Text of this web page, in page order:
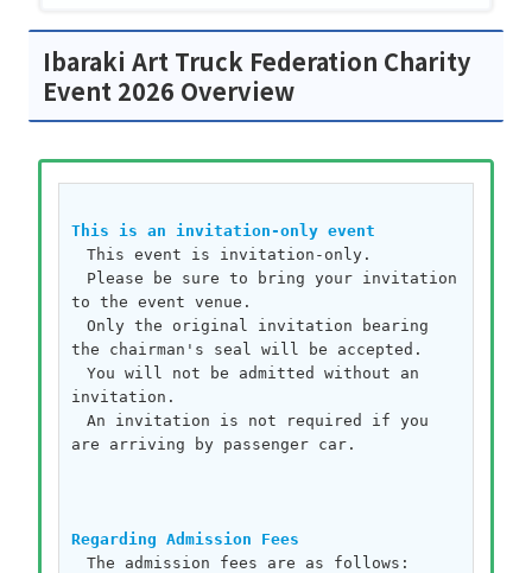
Ibaraki Art Truck Federation Charity
Event 2026 Overview
This is an invitation-only event
This event is invitation-only.
Please be sure to bring your invitation
to the event venue.
Only the original invitation bearing
the chairman's seal will be accepted.
You will not be admitted without an
invitation.
An invitation is not required if you
are arriving by passenger car.
Regarding Admission Fees
The admission fees are as follows: